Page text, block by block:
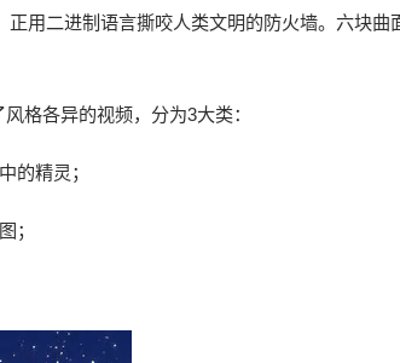
正用二进制语言撕咬人类文明的防火墙。六块
格各异的视频，分为3大类：
的精灵；
；